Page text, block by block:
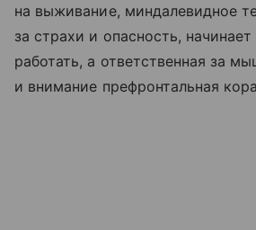
на выживание, миндалевидное
за страхи и опасность,
работать, а ответственная за
и внимание префронтальная